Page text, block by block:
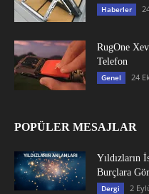
Haberler
RugOne
Telefon
Genel 24
POPÜLER MESAJLAR
Yıldızların
Burçlara
Dergi 2